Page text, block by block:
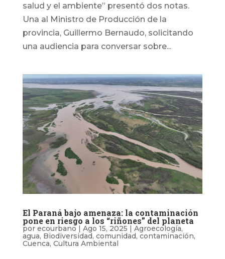
salud y el ambiente” presentó dos notas.
Una al Ministro de Producción de la
provincia, Guillermo Bernaudo, solicitando
una audiencia para conversar sobre...
El Paraná bajo amenaza: la contaminación
pone en riesgo a los “riñones” del planeta
por ecourbano| Ago 15, 2025 | Agroecología,
agua, Biodiversidad, comunidad, contaminación,
Cuenca, Cultura Ambiental